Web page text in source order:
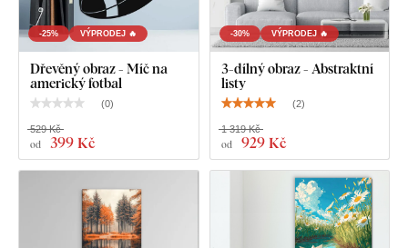
-25% VÝPRODEJ 🔥
Dřevěný obraz - Míč na
americký fotbal
(0)
od 399 Kč
529 Kč
-30% VÝPRODEJ 🔥
3-dílný obraz - Abstraktní
listy
(2)
od 929 Kč
1 319 Kč